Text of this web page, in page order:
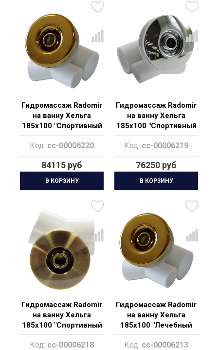
Гидромассаж Radomir
на ванну Хельга
185х100 "Спортивный
Gold"
Код: cc-00006220
84115 руб
В КОРЗИНУ
Гидромассаж Radomir
на ванну Хельга
185х100 "Спортивный
Chrome"
Код: cc-00006219
76250 руб
В КОРЗИНУ
Гидромассаж Radomir
на ванну Хельга
185х100 "Спортивный
Bronze"
Код: cc-00006218
Гидромассаж Radomir
на ванну Хельга
185х100 "Лечебный
Gold"
Код: cc-00006213